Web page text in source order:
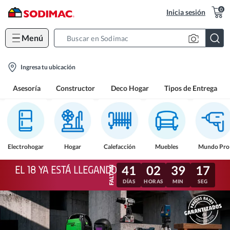
Inicia sesión 0
Menú
location-
Ingresa tu ubicación
Asesoría Constructor Deco Hogar Tipos de Entrega
Electrohogar Hogar Calefacción Muebles Mundo Pro
EL 18 YA ESTÁ LLEGANDO 41
DÍAS
02
HORAS
39
MIN
14
SEG